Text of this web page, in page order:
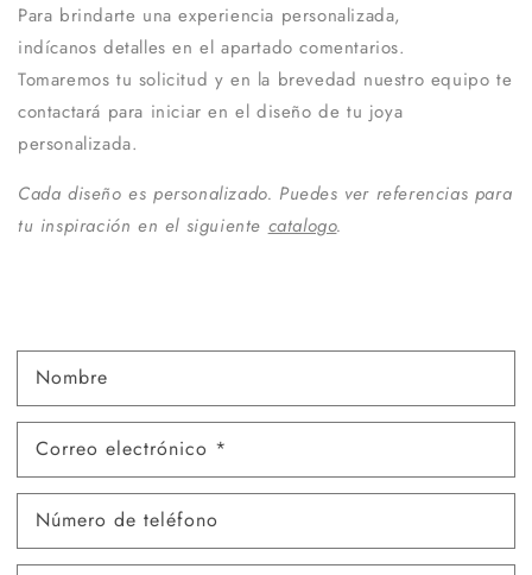
Para brindarte una experiencia personalizada,
indícanos detalles en el apartado comentarios.
Tomaremos tu solicitud y en la brevedad nuestro equipo te
contactará para iniciar en el diseño de tu joya
personalizada.
Cada diseño es personalizado. Puedes ver referencias para
tu inspiración en el siguiente catalogo.
Nombre
Correo electrónico *
Número de teléfono